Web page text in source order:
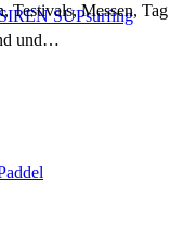
SUPsurfing
Testivals, Messen, Tag
und…